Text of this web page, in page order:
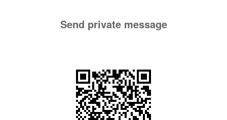
Send private message